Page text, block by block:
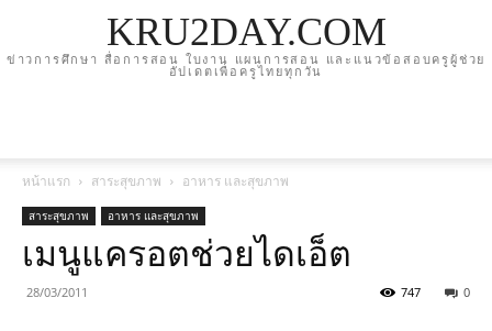
KRU2DAY.COM
ข่าวการศึกษา สื่อการสอน ใบงาน แผนการสอน และแนวข้อสอบครูผู้ช่วย
อัปเดตเพื่อครูไทยทุกวัน
หน้าแรก สาระสุขภาพ อาหาร และสุขภาพ
สาระสุขภาพ อาหาร และสุขภาพ
เมนูแครอตช่วยไดเอ็ต
28/03/2011 0
747